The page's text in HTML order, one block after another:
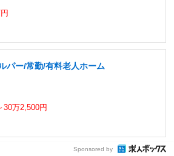
パー/常勤/有料老人ホーム
30万2,500円
Sponsored by